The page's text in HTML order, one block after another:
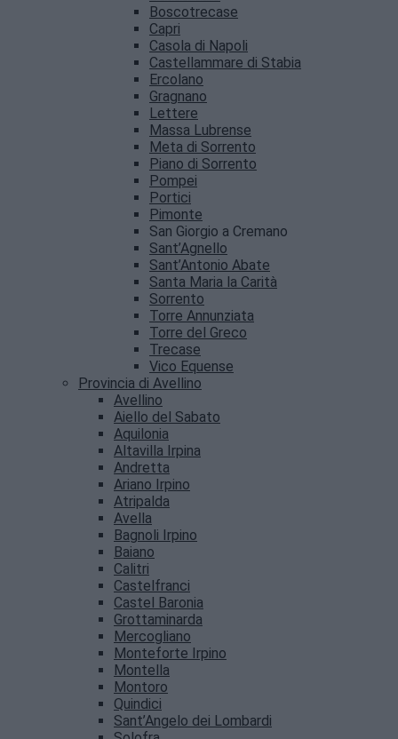
Boscotrecase
Capri
Casola di Napoli
Castellammare di Stabia
Ercolano
Gragnano
Lettere
Massa Lubrense
Meta di Sorrento
Piano di Sorrento
Pompei
Portici
Pimonte
San Giorgio a Cremano
Sant’Agnello
Sant’Antonio Abate
Santa Maria la Carità
Sorrento
Torre Annunziata
Torre del Greco
Trecase
Vico Equense
Provincia di Avellino
Avellino
Aiello del Sabato
Aquilonia
Altavilla Irpina
Andretta
Ariano Irpino
Atripalda
Avella
Bagnoli Irpino
Baiano
Calitri
Castelfranci
Castel Baronia
Grottaminarda
Mercogliano
Monteforte Irpino
Montella
Montoro
Quindici
Sant’Angelo dei Lombardi